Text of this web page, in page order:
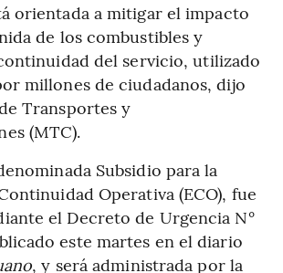
orientada a mitigar el impacto
de los combustibles y
del servicio, utilizado
millones de ciudadanos, dijo
Transportes y
(MTC).
Subsidio para la
Operativa (ECO), fue
el Decreto de Urgencia N°
este martes en el diario
, y será administrada por la